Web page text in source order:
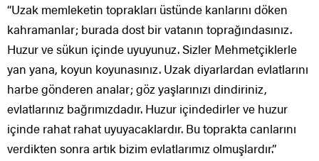
“Uzak memleketin toprakları üstünde kanlarını döken
kahramanlar; burada dost bir vatanın toprağındasınız.
Huzur ve sükun içinde uyuyunuz. Sizler Mehmetçiklerle
yan yana, koyun koyunasınız. Uzak diyarlardan evlatlarını
harbe gönderen analar; göz yaşlarınızı dindiriniz,
evlatlarınız bağrımızdadır. Huzur içindedirler ve huzur
içinde rahat rahat uyuyacaklardır. Bu toprakta canlarını
verdikten sonra artık bizim evlatlarımız olmuşlardır.”